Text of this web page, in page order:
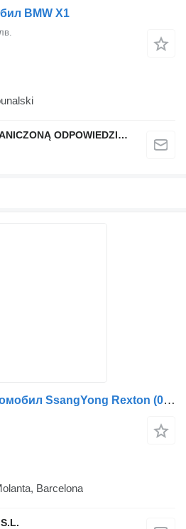
BMW X1
QINDITO SPÓŁKA Z OGRANICZONĄ ODPOWIEDZIALNOŚCIĄ
Ос 4200008E14 за автомобил SsangYong Rexton (04.2003)
Barcelona